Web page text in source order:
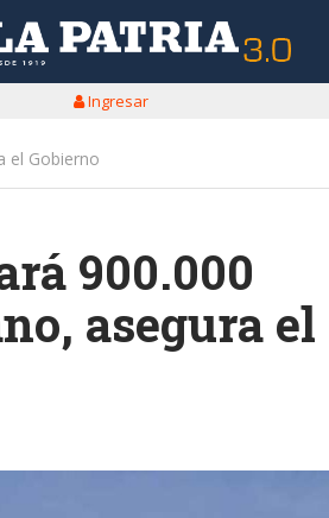
Ingresar
el Gobierno
900.000
asegura el